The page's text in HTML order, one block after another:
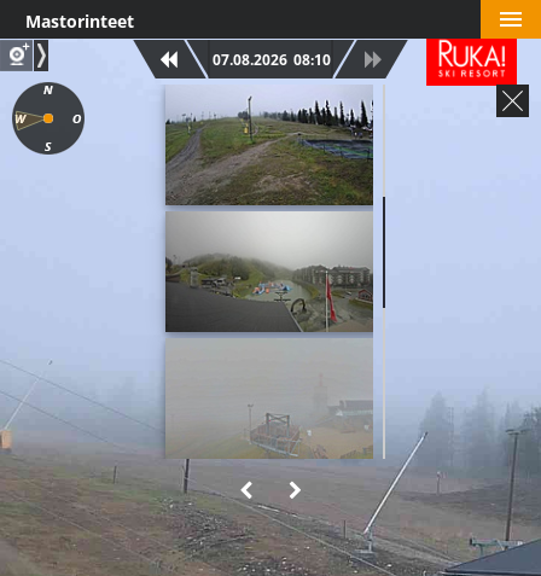
Mastorinteet
07.08.2026 08:10
Ruka Park Junior
Talvijärvi